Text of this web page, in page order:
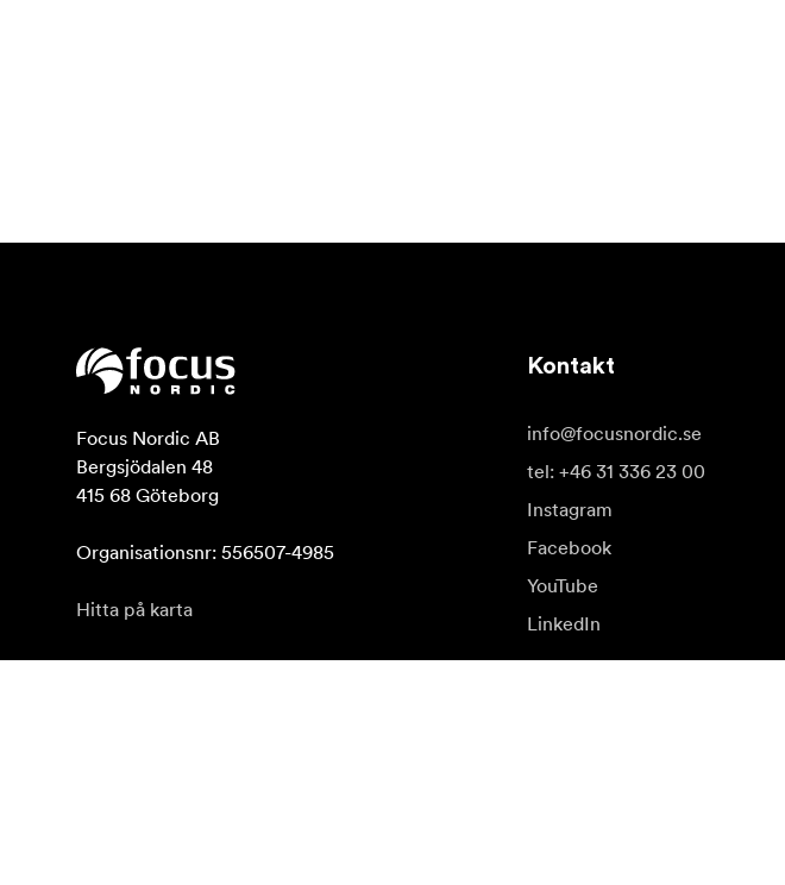
Focus Nordic AB
Bergsjödalen 48
415 68 Göteborg
Organisationsnr: 556507-4985
Hitta på karta
Kontakt
info@focusnordic.se
tel: +46 31 336 23 00
Instagram
Facebook
YouTube
LinkedIn